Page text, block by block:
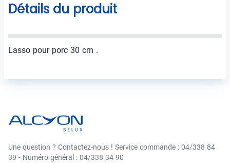
Détails du produit
Lasso pour porc 30 cm .
Une question ? Contactez-nous ! Service commande : 04/338 84
39 - Numéro général : 04/338 34 90